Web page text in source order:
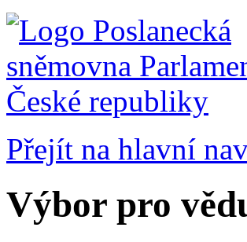
Přejít na hlavní
Výbor pro